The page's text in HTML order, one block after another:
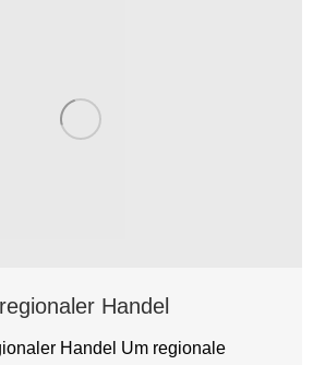
Handel
Handel Um regionale